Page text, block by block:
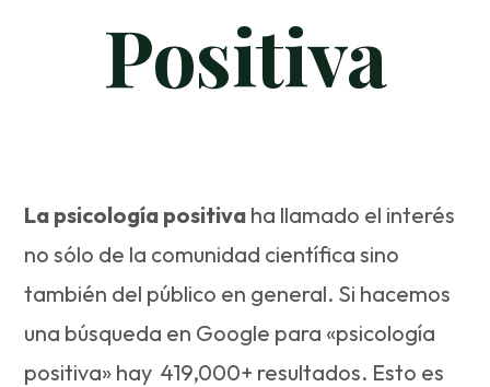
Positiva
La psicología positiva ha llamado el interés
no sólo de la comunidad científica sino
también del público en general. Si hacemos
una búsqueda en Google para «psicología
positiva» hay 419,000+ resultados. Esto es